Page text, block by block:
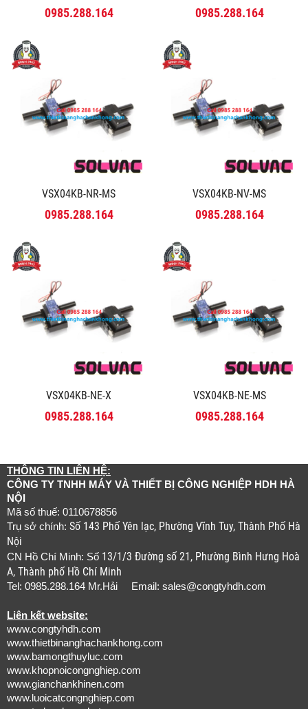
0985.288.164 0985.288.164
VSX04KB-NR-MS
0985.288.164
VSX04KB-NV-MS
0985.288.164
VSX04KB-NE-X
0985.288.164
VSX04KB-NE-MS
0985.288.164
THÔNG TIN LIÊN HỆ:
CÔNG TY TNHH MÁY VÀ THIẾT BỊ CÔNG NGHIỆP HDH HÀ
NỘI
Mã số thuế: 0110678856
Trụ sở chính: Số 143 Phố Yên lạc, Phường Vĩnh Tuy, Thành Phố Hà
Nội
CN Hồ Chí Minh: Số 13/1/3 Đường số 21, Phường Bình Hưng Hoà
A, Thành phố Hồ Chí Minh
Tel: 0985.288.164 Mr.Hải Email: sales@congtyhdh.com
Liên kết website:
www.congtyhdh.com
www.thietbinanghachankhong.com
www.bamongthuyluc.com
www.khopnoicongnghiep.com
www.gianchankhinen.com
www.luoicatcongnghiep.com